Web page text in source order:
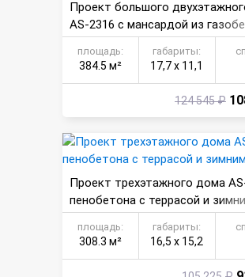
Проект большого
AS-2316 с мансардой из
площадь:
384.5 м²
габариты:
17,7 х 11,1
124 545 ₽
Проект трехэтажного дома
пенобетона с террасой и
м
площадь:
308.3 м²
габариты:
16,5 х 15,2